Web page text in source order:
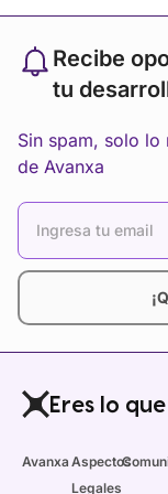
Recibe
tu
Sin spam, solo lo
de Avanxa
Eres lo
Avanxa Aspectos
Legales